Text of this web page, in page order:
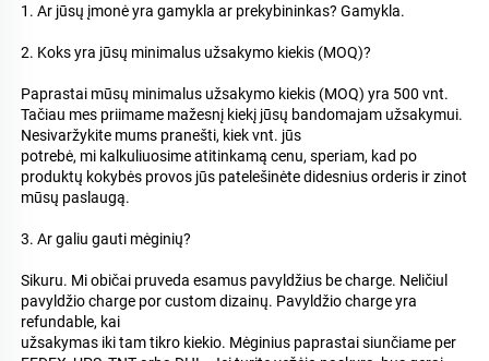
1. Ar jūsų įmonė yra gamykla ar prekybininkas? Gamykla.
2. Koks yra jūsų minimalus užsakymo kiekis (MOQ)?
Paprastai mūsų minimalus užsakymo kiekis (MOQ) yra 500 vnt.
Tačiau mes priimame mažesnį kiekį jūsų bandomajam užsakymui.
Nesivaržykite mums pranešti, kiek vnt. jūs
potrebė, mi kalkuliuosime atitinkamą cenu, speriam, kad po
mūsų paslaugą.
3. Ar galiu gauti mėginių?
Sikuru. Mi običai pruveda esamus pavyldžius be charge. Neličiul
pavyldžio charge por custom dizainų. Pavyldžio charge yra
refundable, kai
užsakymas iki tam tikro kiekio. Mėginius paprastai siunčiame per